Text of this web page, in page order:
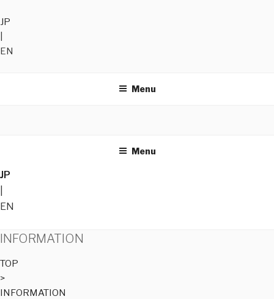
JP
EN
Menu
Menu
JP
EN
INFORMATION
TOP
>
INFORMATION